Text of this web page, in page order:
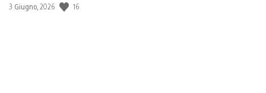
Data
3 Giugno, 2026 16